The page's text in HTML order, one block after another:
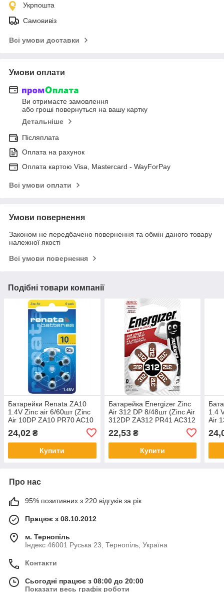
Укрпошта
Самовивіз
Всі умови доставки
Умови оплати
Ви отримаєте замовлення
або гроші повернуться на вашу картку
Детальніше
Післяплата
Оплата на рахунок
Оплата картою Visa, Mastercard - WayForPay
Всі умови оплати
Умови повернення
Законом не передбачено повернення та обмін даного товару
належної якості
Всі умови повернення
Подібні товари компанії
Батарейки Renata ZA10
1.4V Zinc air 6/60шт (Zinc
Air 10DP ZA10 PR70 AC10
PR230)
24,02 ₴
Купити
Батарейка Energizer Zinc
Air 312 DP 8/48шт (Zinc Air
312DP ZA312 PR41 AC312
PR312)
22,53₴
Купити
1.4
Air
Про нас
95% позитивних з 220 відгуків за рік
Працює з 08.10.2012
м. Тернопіль
Індекс 46001 Руська 23, Тернопіль, Україна
Контакти
Сьогодні працює з 08:00 до 20:00
Показати весь графік роботи